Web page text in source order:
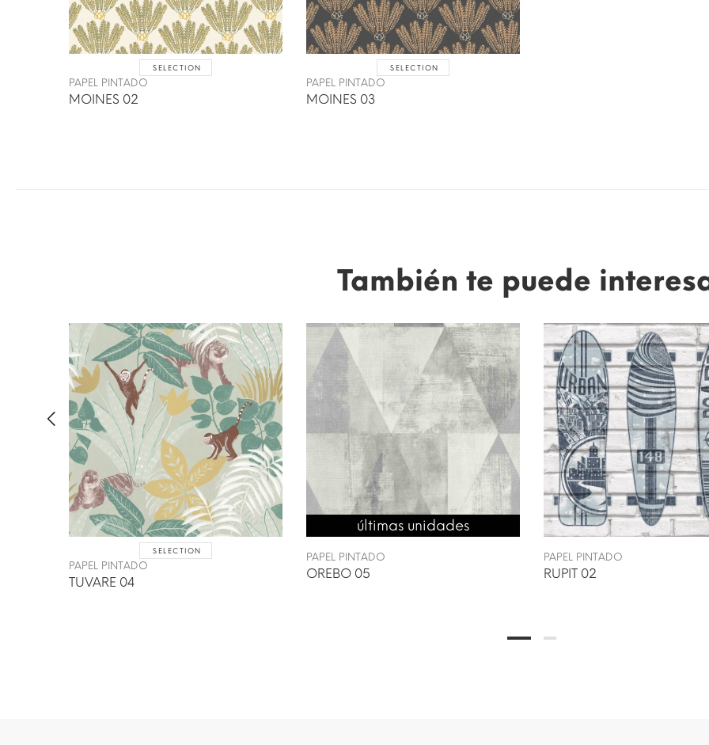
SELECTION
PAPEL PINTADO
MOINES 02
SELECTION
PAPEL PINTADO
MOINES 03
También te puede
SELECTION
PAPEL PINTADO
TUVARE 04
últimas unidades
PAPEL PINTADO
OREBO 05
PAPEL PINTADO
RUPIT 02